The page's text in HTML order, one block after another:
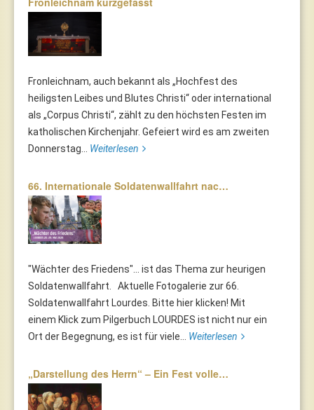
Fronleichnam, auch bekannt als „Hochfest des
heiligsten Leibes und Blutes Christi“ oder international
als „Corpus Christi“, zählt zu den höchsten Festen im
katholischen Kirchenjahr. Gefeiert wird es am zweiten
Donnerstag... Weiterlesen
66. Internationale Soldatenwallfahrt nac…
"Wächter des Friedens"... ist das Thema zur heurigen
Soldatenwallfahrt. Aktuelle Fotogalerie zur 66.
Soldatenwallfahrt Lourdes. Bitte hier klicken! Mit
einem Klick zum Pilgerbuch LOURDES ist nicht nur ein
Ort der Begegnung, es ist für viele... Weiterlesen
„Darstellung des Herrn“ – Ein Fest volle…